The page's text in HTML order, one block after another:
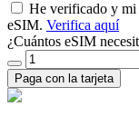
He verificado y mi
eSIM. Verifica aquí
¿Cuántos eSIM
Paga con la tarjeta